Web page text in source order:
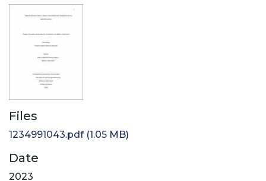
Files
1234991043.pdf(1.05 MB)
Date
2023